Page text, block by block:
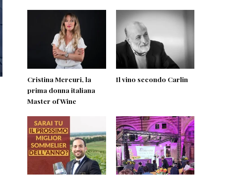
Cristina Mercuri, la
prima donna italiana
Master of Wine
Il vino secondo Carlin